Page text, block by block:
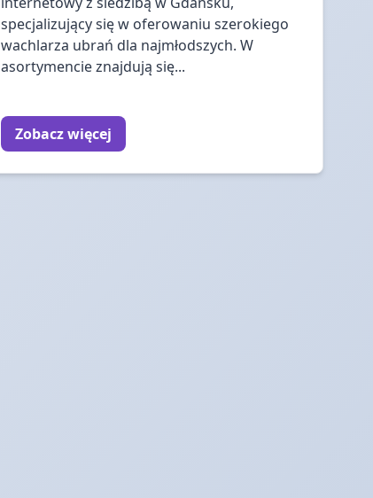
specjalizujący się w oferowaniu szerokiego
wachlarza ubrań dla najmłodszych. W
asortymencie znajdują się...
Zobacz więcej